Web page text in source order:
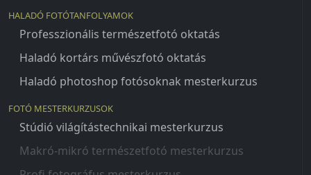
HALADÓ FOTÓTANFOLYAMOK
Professzionális természetfotó oktatás
Haladó kortárs művészfotó oktatás
Haladó photoshop fotósoknak mesterkurzus
FOTÓ MESTERKURZUSOK
Stúdió világítástechnikai mesterkurzus
Makró-mikró természetfotó mesterkurzus